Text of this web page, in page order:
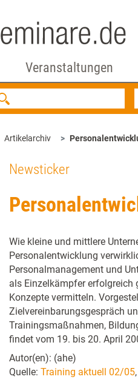
Veranstaltungen
Artikelarchiv
Newsticker
Wie kleine und mittlere
Personalentwicklung
Personalmanagement und
als Einzelkämpfer erfolgreich
Konzepte vermitteln.
Zielvereinbarungsgespräch
Trainingsmaßnahmen,
findet vom 19. bis 20. April
Autor(en): (ahe)
Quelle: Training aktuell 02/05